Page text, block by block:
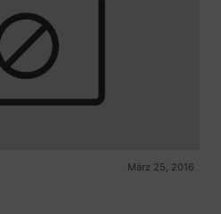
März 25, 2016